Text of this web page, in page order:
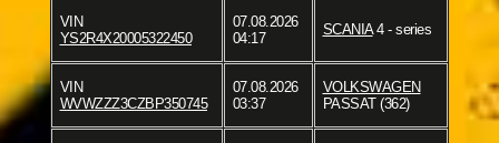
VIN
YS2R4X20005322450
07.08.2026
04:17
SCANIA4 - series
VIN
WVWZZZ3CZBP350745
07.08.2026
03:37
VOLKSWAGEN
PASSAT (362)